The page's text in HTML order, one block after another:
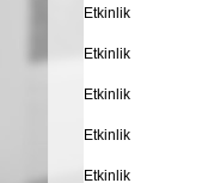
Etkinlik
Etkinlik
Etkinlik
Etkinlik
Etkinlik